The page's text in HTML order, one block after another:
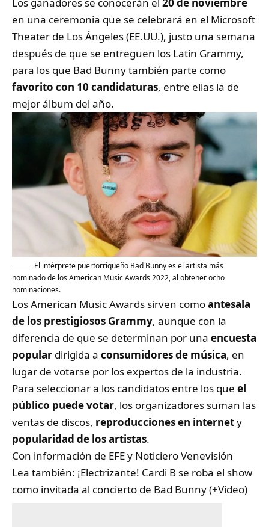
Los ganadores se conocerán el 20 de noviembre
en una ceremonia que se celebrará en el Microsoft
Theater de Los Ángeles (EE.UU.), justo una semana
después de que se entreguen los Latin Grammy,
para los que Bad Bunny también parte como
favorito con 10 candidaturas, entre ellas la de
mejor álbum del año.
El intérprete puertorriqueño Bad Bunny es el artista más
nominado de los American Music Awards 2022, al obtener ocho
nominaciones.
Los American Music Awards sirven comoantesala
de los prestigiosos Grammy, aunque con la
diferencia de que se determinan por una encuesta
popular dirigida a consumidores de música, en
lugar de votarse por los expertos de la industria.
Para seleccionar a los candidatos entre los que el
público puede votar, los organizadores suman las
ventas de discos, reproducciones en internety
popularidad de los artistas.
Con información de EFE y Noticiero Venevisión
Lea también: ¡Electrizante! Cardi B se roba el show
como invitada al concierto de Bad Bunny (+Video)